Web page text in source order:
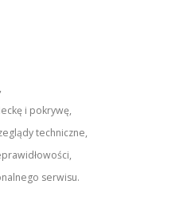
i pokrywę,
techniczne,
serwisu.